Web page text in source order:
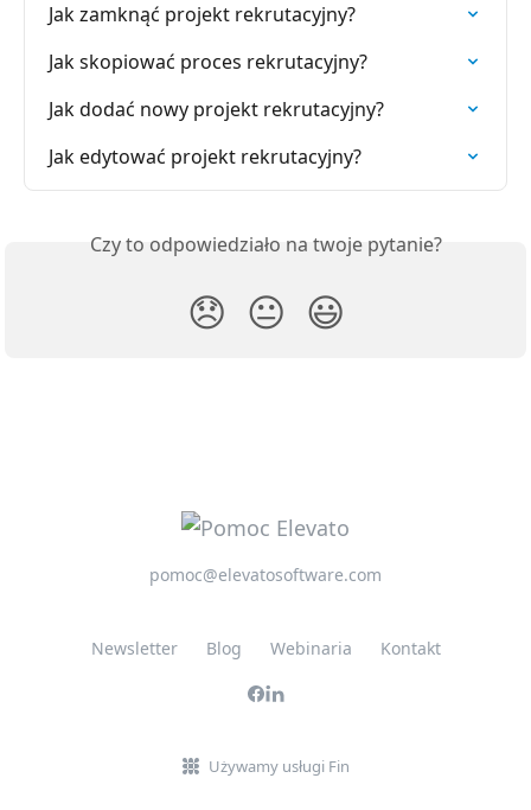
Jak zamknąć projekt rekrutacyjny?
Jak skopiować proces rekrutacyjny?
Jak dodać nowy projekt rekrutacyjny?
Jak edytować projekt rekrutacyjny?
Czy to odpowiedziało na twoje pytanie?
😞 😐 😃
pomoc@elevatosoftware.com
Newsletter Blog Webinaria Kontakt
Używamy usługi Fin